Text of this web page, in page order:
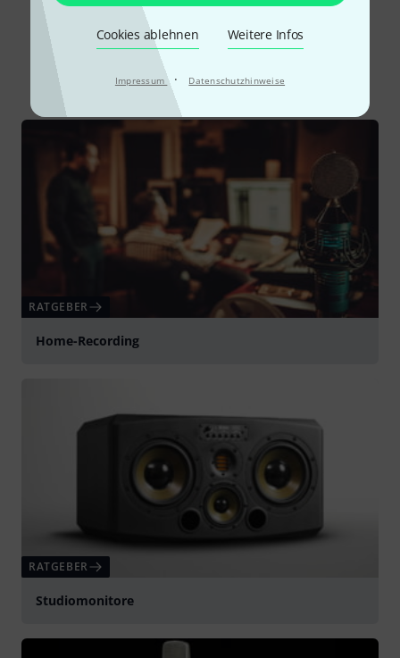
Cookies ablehnen Weitere Infos
Impressum · Datenschutzhinweise
Schon gewusst?
Alle Ratgeber
RATGEBER
Home-Recording
RATGEBER
Studiomonitore